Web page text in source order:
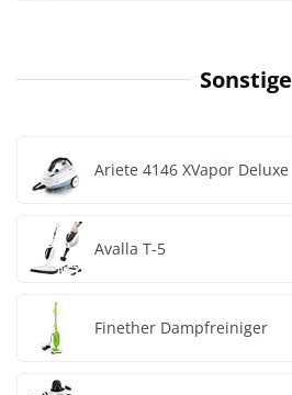
Sonstige
Ariete 4146 XVapor Deluxe
Avalla T-5
Finether Dampfreiniger